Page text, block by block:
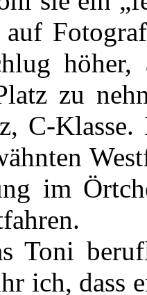
zu
C-
im
Toni
ich, dass